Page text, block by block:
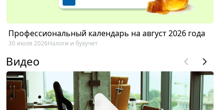
Профессиональный календарь на август 2026 года
30 июля 2026Налоги и бухучет
Видео